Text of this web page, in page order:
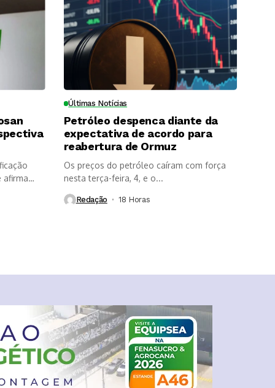
afirma
Últimas Notícias
Petróleo despenca diante da
expectativa de acordo para
reabertura de Ormuz
Os preços do petróleo caíram com força
nesta terça-feira, 4, e o...
Redação 18 Horas ⁮